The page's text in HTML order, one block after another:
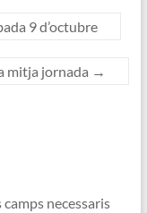
9 d’octubre
mitja jornada →
camps necessaris